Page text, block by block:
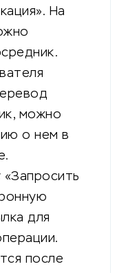
На
можно
о нем в
«Запросить
для
после